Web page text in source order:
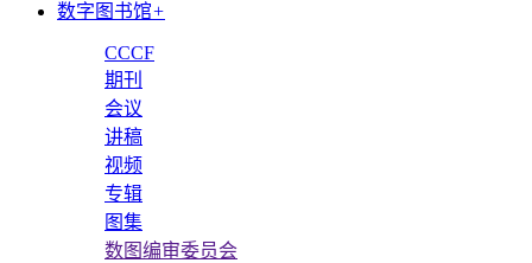
数字图书馆+
CCCF
期刊
会议
讲稿
视频
专辑
图集
数图编审委员会